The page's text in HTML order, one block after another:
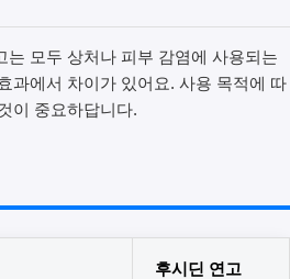
는 모두 상처나 피부 감염에 사용되는
과에서 차이가 있어요. 사용 목적에 따
이 중요하답니다.
후시딘 연고